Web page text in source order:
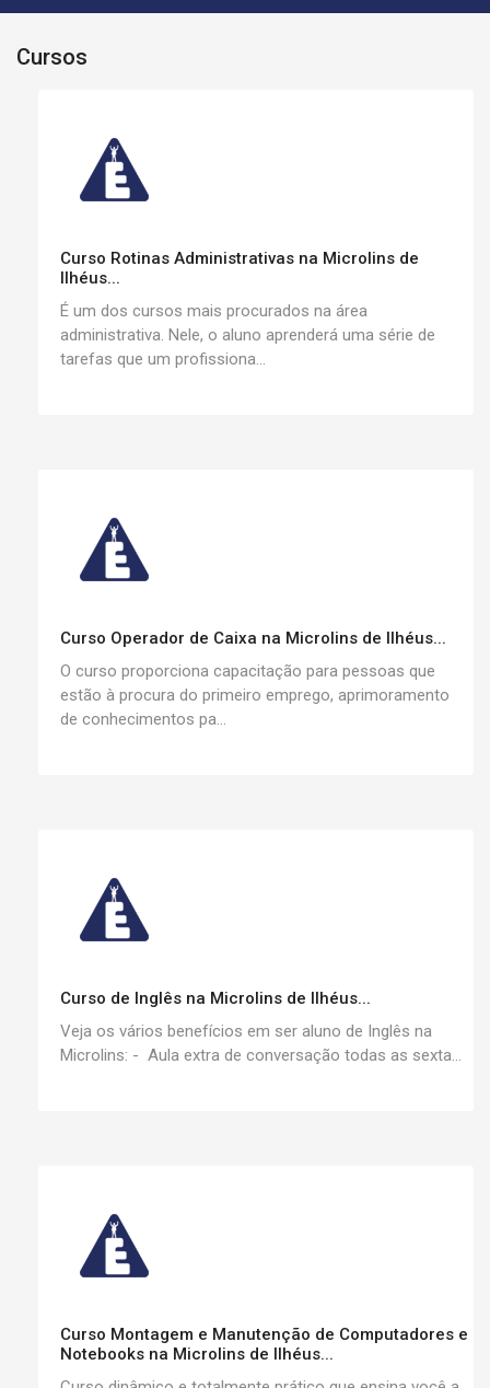
Cursos
Curso Rotinas Administrativas na Microlins de
Ilhéus...
É um dos cursos mais procurados na área
administrativa. Nele, o aluno aprenderá uma série de
tarefas que um profissiona...
Curso Operador de Caixa na Microlins de Ilhéus...
O curso proporciona capacitação para pessoas que
estão à procura do primeiro emprego, aprimoramento
de conhecimentos pa...
Curso de Inglês na Microlins de Ilhéus...
Veja os vários benefícios em ser aluno de Inglês na
Microlins: - Aula extra de conversação todas as sexta...
Curso Montagem e Manutenção de Computadores e
Notebooks na Microlins de Ilhéus...